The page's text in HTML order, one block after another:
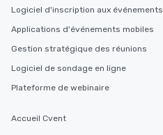
Logiciel d'inscription aux événements
Applications d'événements mobiles
Gestion stratégique des réunions
Logiciel de sondage en ligne
Plateforme de webinaire
Accueil Cvent